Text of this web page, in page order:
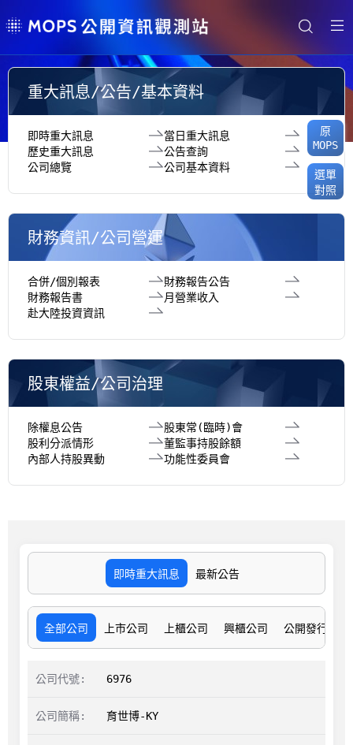
原
MOPS
選單
對照
重大訊息/公告/基本資料
即時重大訊息
當日重大訊息
歷史重大訊息
公告查詢
公司總覽
公司基本資料
財務資訊/公司營運
合併/個別報表
財務報告公告
財務報告書
月營業收入
赴大陸投資資訊
股東權益/公司治理
除權息公告
股東常(臨時)會
股利分派情形
董監事持股餘額
內部人持股異動
功能性委員會
即時重大訊息 最新公告
全部公司 上市公司 上櫃公司 興櫃公司 公開發行公司
6976
育世博-KY